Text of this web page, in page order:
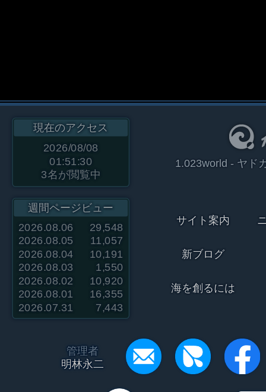
現在のアクセス
2026/08/08
01:51:30
3名が閲覧中
週間ページビュー
2026.08.06
29,548
2026.08.05
11,057
2026.08.04
10,191
2026.08.03
1,550
2026.08.02
10,920
2026.08.01
16,355
2026.07.31
7,443
1.023world - ヤド
サイト案内
新ブログ
海を創るには
管理者
明林永二